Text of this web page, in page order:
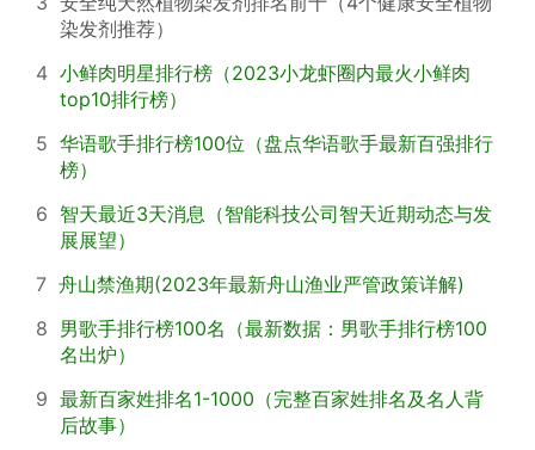
染发剂推荐）
4 小鲜肉明星排行榜（2023小龙虾圈内最火小鲜肉
top10排行榜）
5 华语歌手排行榜100位（盘点华语歌手最新百强排行
榜）
6 智天最近3天消息（智能科技公司智天近期动态与发
展展望）
7 舟山禁渔期(2023年最新舟山渔业严管政策详解)
8 男歌手排行榜100名（最新数据：男歌手排行榜100
名出炉）
9 最新百家姓排名1-1000（完整百家姓排名及名人背
后故事）